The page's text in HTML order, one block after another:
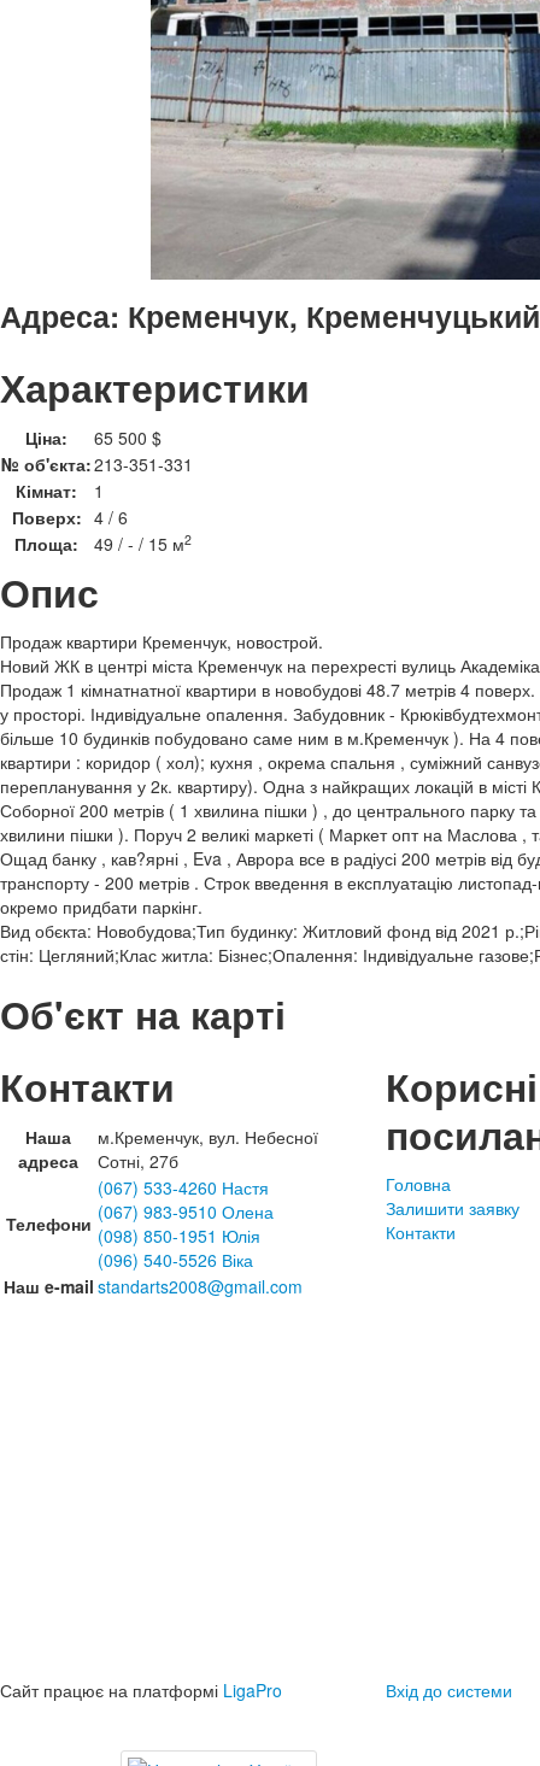
Адреса: Кременчук,
Характеристики
Ціна:
65 500 $
№ об'єкта:213-351-331
Кімнат:
1
Поверх: 4 / 6
Площа:
49 / - / 15 м2
Опис
Продаж квартири Кременчук, новострой.
Новий ЖК в центрі міста Кременчук на перехресті вулиць
Продаж 1 кімнатнатної квартири в новобудові 48.7 метрів 4
у просторі. Індивідуальне опалення. Забудовник -
більше 10 будинків побудовано саме ним в м.Кременчук ). На 4
квартири : коридор ( хол); кухня , окрема спальня , суміжний
перепланування у 2к. квартиру). Одна з найкращих локацій в місті
Соборної 200 метрів ( 1 хвилина пішки ) , до центрального парку
хвилини пішки ). Поруч 2 великі маркеті ( Маркет опт на Маслова ,
Ощад банку , кав?ярні , Eva , Аврора все в радіусі 200 метрів від
транспорту - 200 метрів . Строк введення в експлуатацію
окремо придбати паркінг.
Вид обєкта: Новобудова;Тип будинку: Житловий фонд від 2021
стін: Цегляний;Клас житла: Бізнес;Опалення: Індивідуальне
Об'єкт на карті
Контакти
Наша
адреса
м.Кременчук, вул. Небесної
Сотні, 27б
Телефони
(067) 533-4260 Настя
(067) 983-9510 Олена
(098) 850-1951 Юлія
(096) 540-5526 Віка
Наш e-mail standarts2008@gmail.com
Корисні
Головна
Залишити заявку
Контакти
Сайт працює на платформі LigaPro Вхід до системи